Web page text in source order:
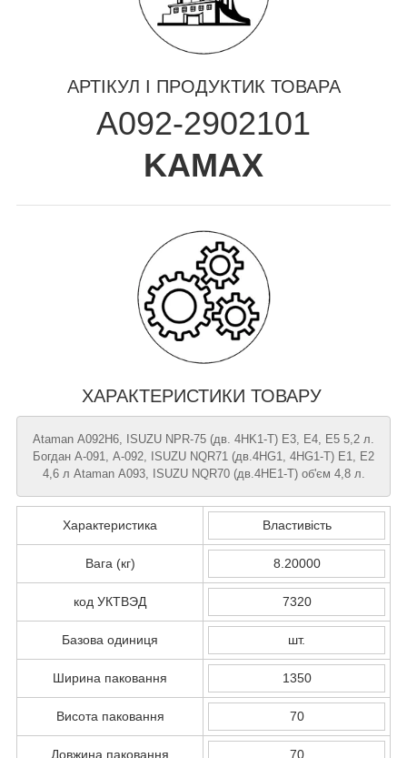
АРТІКУЛ І ПРОДУКТИК ТОВАРА
A092-2902101
KAMAX
ХАРАКТЕРИСТИКИ ТОВАРУ
Ataman А092H6, ISUZU NPR-75 (дв. 4HK1-T) Е3, Е4, Е5 5,2 л.
Богдан А-091, А-092, ISUZU NQR71 (дв.4HG1, 4HG1-T) Е1, Е2
4,6 л Ataman А093, ISUZU NQR70 (дв.4HE1-Т) об'єм 4,8 л.
Характеристика Властивість
Вага (кг) 8.20000
код УКТВЭД 7320
Базова одиниця шт.
Ширина паковання 1350
Висота паковання 70
Довжина паковання 70